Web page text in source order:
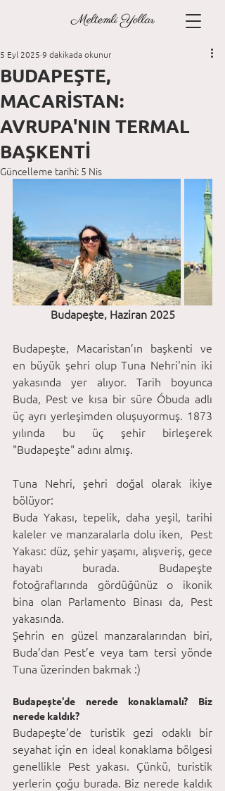
BUDAPEŞTE,
MACARİSTAN:
AVRUPA'NIN TERMAL
BAŞKENTİ
5 Eyl 2025 9 dakikada okunur
Güncelleme tarihi: 5 Nis
Budapeşte, Haziran 2025
Budapeşte, Macaristan’ın başkenti ve
en büyük şehri olup Tuna Nehri'nin iki
yakasında yer alıyor. Tarih boyunca
Buda, Pest ve kısa bir süre Óbuda adlı
üç ayrı yerleşimden oluşuyormuş. 1873
yılında bu üç şehir birleşerek
"Budapeşte" adını almış.
Tuna Nehri, şehri doğal olarak ikiye
bölüyor:
Buda Yakası, tepelik, daha yeşil, tarihi
kaleler ve manzaralarla dolu iken,  Pest
Yakası: düz, şehir yaşamı, alışveriş, gece
hayatı burada. Budapeşte
fotoğraflarında gördüğünüz o ikonik
bina olan Parlamento Binası da, Pest
yakasında.
Şehrin en güzel manzaralarından biri,
Buda’dan Pest’e veya tam tersi yönde
Tuna üzerinden bakmak :)
Budapeşte'de nerede konaklamalı? Biz
nerede kaldık?
Budapeşte’de turistik gezi odaklı bir
seyahat için en ideal konaklama bölgesi
genellikle Pest yakası. Çünkü, turistik
yerlerin çoğu burada. Biz nerede kaldık